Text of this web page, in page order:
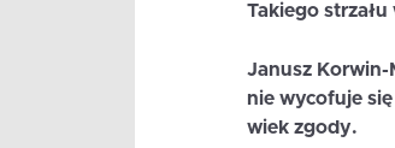
Takiego
Janusz Korwin-
nie wycofuje
wiek zgody.